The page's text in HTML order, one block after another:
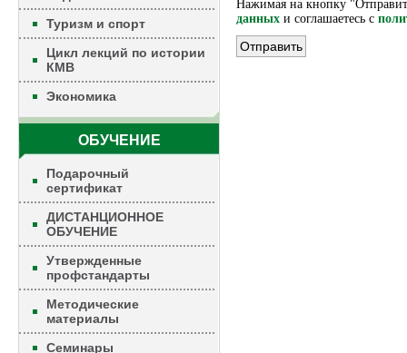
Туризм и спорт
Цикл лекций по истории
КМВ
Экономика
ОБУЧЕНИЕ
Подарочный
сертификат
ДИСТАНЦИОННОЕ
ОБУЧЕНИЕ
Утвержденные
профстандарты
Методические
материалы
Семинары
Нажимая на кнопку
данных и соглашаетесь c